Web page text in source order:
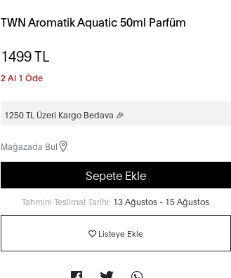
TWN Aromatik Aquatic 50ml Parfüm
1499TL
2 Al 1 Öde
1250 TL Üzeri Kargo Bedava 🎉
Mağazada Bul
Sepete Ekle
Tahmini Teslimat Tarihi: 13 Ağustos - 15 Ağustos
Listeye Ekle